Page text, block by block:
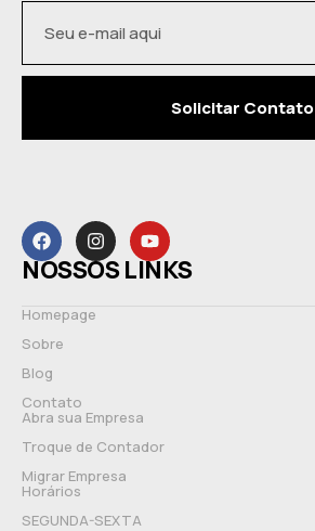
Solicitar Contato
NOSSOS LINKS
Homepage
Sobre
Blog
Contato
Abra sua Empresa
Troque de Contador
Migrar Empresa
Horários
SEGUNDA-SEXTA